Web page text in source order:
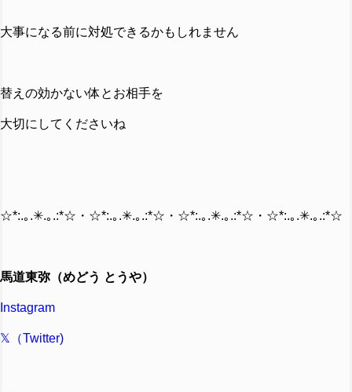
大事になる前に対処できるかもしれません
替えの効かない体とお相手を
大切にしてくださいね
☆*:.｡.✳︎.｡.:*☆・☆*:.｡.✳︎.｡.:*☆・☆*:.｡.✳︎.｡.:*☆・☆*:.｡.✳︎.｡.:*☆
馬道東弥（めどう とうや）
Instagram
𝕏（Twitter)